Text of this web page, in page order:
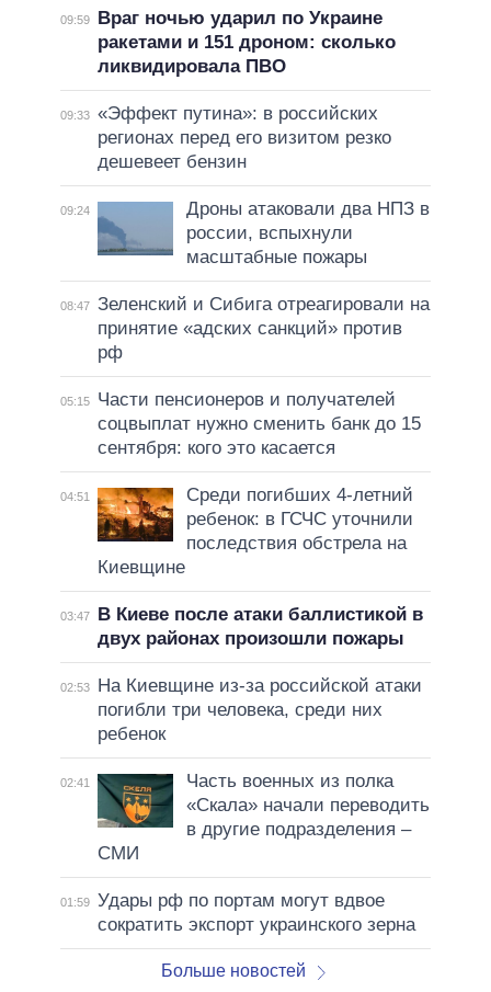
09:59
Враг ночью ударил по Украине
ракетами и 151 дроном: сколько
ликвидировала ПВО
09:33 «Эффект путина»: в российских
регионах перед его визитом резко
дешевеет бензин
09:24
Дроны атаковали два НПЗ в
россии, вспыхнули
масштабные пожары
08:47 Зеленский и Сибига отреагировали на
принятие «адских санкций» против
рф
05:15
Части пенсионеров и получателей
соцвыплат нужно сменить банк до 15
сентября: кого это касается
04:51
Среди погибших 4-летний
ребенок: в ГСЧС уточнили
последствия обстрела на
Киевщине
03:47
В Киеве после атаки баллистикой в
двух районах произошли пожары
02:53
На Киевщине из-за российской атаки
погибли три человека, среди них
ребенок
02:41
Часть военных из полка
«Скала» начали переводить
в другие подразделения –
СМИ
01:59 Удары рф по портам могут вдвое
сократить экспорт украинского зерна
Больше новостей